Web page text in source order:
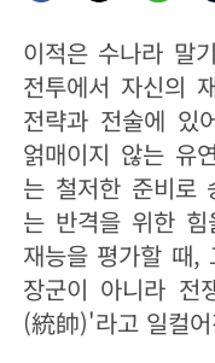
이적은 수나라 말
전투에서 자신의
전략과 전술에 있
얽매이지 않는 유
는 철저한 준비로
는 반격을 위한
재능을 평가할 때,
장군이 아니라 전
(統帥)'라고 일컬